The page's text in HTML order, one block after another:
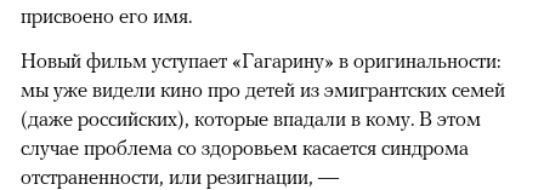
присвоено его имя.
Новый фильм уступает «Гагарину» в оригинальности:
мы уже видели кино про детей из эмигрантских семей
(даже российских), которые впадали в кому. В этом
случае проблема со здоровьем касается синдрома
отстраненности, или резигнации, —